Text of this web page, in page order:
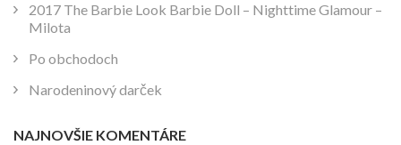
2017 The Barbie Look Barbie Doll – Nighttime Glamour –
Milota
Po obchodoch
Narodeninový darček
NAJNOVŠIE KOMENTÁRE